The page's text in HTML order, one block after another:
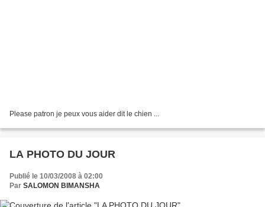
Please patron je peux vous aider dit le chien ...
LA PHOTO DU JOUR
Publié le 10/03/2008 à 02:00
Par SALOMON BIMANSHA